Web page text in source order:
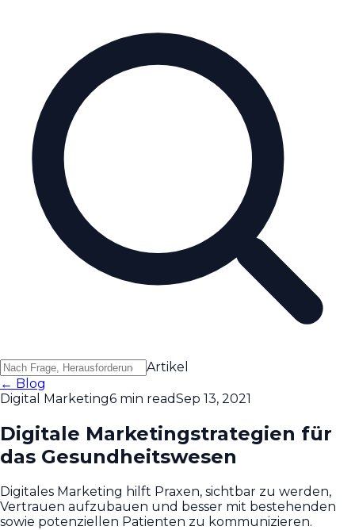
Artikel
← Blog
Digital Marketing6 min readSep 13, 2021
Digitale Marketingstrategien für
das Gesundheitswesen
Digitales Marketing hilft Praxen, sichtbar zu werden,
Vertrauen aufzubauen und besser mit bestehenden
sowie potenziellen Patienten zu kommunizieren.